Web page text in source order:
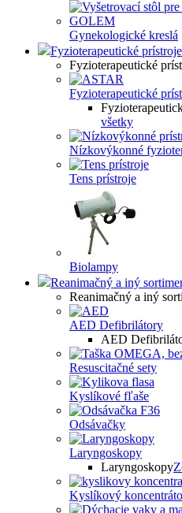
Gynekologické kreslá
Fyzioterapeutické prístroje
Fyzioterapeutické
Fyzioterapeutické
všetky
Nízkovýkonné
Tens prístroje
Biolampy
Reanimačný a iný
Reanimačný a iný
AED Defibrilátory
AED
Resuscitačné sety
Kyslíkové fľaše
Odsávačky
Laryngoskopy
Laryngoskopy
Kyslíkový